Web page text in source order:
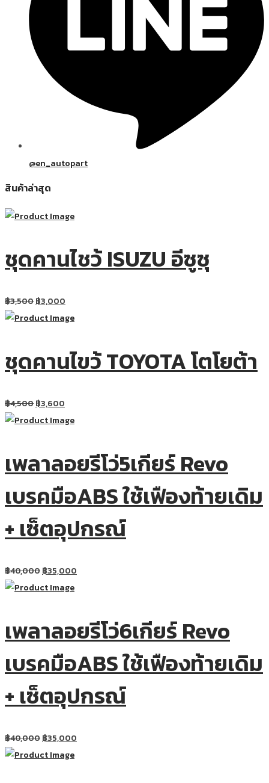
@en_autopart
สินค้าล่าสุด
ชุดคานไชว้ ISUZU อีซูซุ
฿3,500฿3,000
ชุดคานไขว้ TOYOTA โตโยต้า
฿4,500฿3,600
เพลาลอยรีโว่5เกียร์ Revo
เบรคมือABS ใช้เฟืองท้ายเดิม
+ เซ็ตอุปกรณ์
฿40,000฿35,000
เพลาลอยรีโว่6เกียร์ Revo
เบรคมือABS ใช้เฟืองท้ายเดิม
+ เซ็ตอุปกรณ์
฿40,000฿35,000